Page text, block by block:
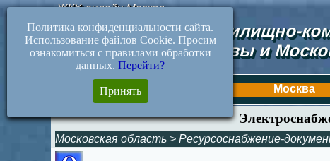
Первая Москва
Документы жилищно-
Москвы и
ЖКХ-онлайн.Москва
Московская область >Ресурсоснабжение-
Политика конфиденциальности сайта.
Использование файлов Cookie. Просим
ознакомиться с правилами обработки
данных. Перейти?
Принять